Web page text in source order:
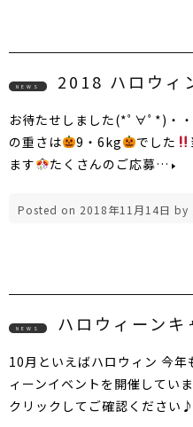
NEWS 2018 ハロウィ
お待たせしました(*ﾟ∀ﾟ*)・
の重さは
9・6kg でした
ます
たくさんのご応募…
Posted on 2018年11月14日 by
NEWS ハロウィーン
10月といえばハロウィン 今
ィーンイベントを開催してい
クリックしてご確認ください♪